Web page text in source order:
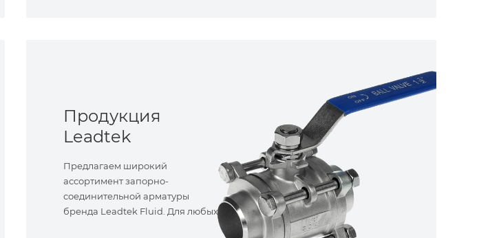
Продукция
Leadtek
Предлагаем широкий
ассортимент запорно-
соединительной арматуры
бренда Leadtek Fluid. Для любых